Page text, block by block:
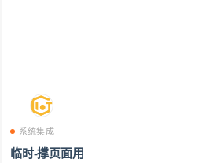
系统集成
临时-撑页面用